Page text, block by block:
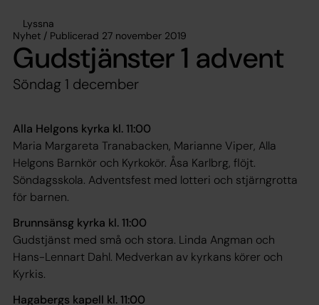
Lyssna
Nyhet / Publicerad 27 november 2019
Gudstjänster 1 advent
Söndag 1 december
Alla Helgons kyrka kl. 11:00
Maria Margareta Tranabacken, Marianne Viper, Alla
Helgons Barnkör och Kyrkokör. Åsa Karlbrg, flöjt.
Söndagsskola. Adventsfest med lotteri och stjärngrotta
för barnen.
Brunnsänsg kyrka kl. 11:00
Gudstjänst med små och stora. Linda Angman och
Hans-Lennart Dahl. Medverkan av kyrkans körer och
Kyrkis.
Hagabergs kapell kl. 11:00